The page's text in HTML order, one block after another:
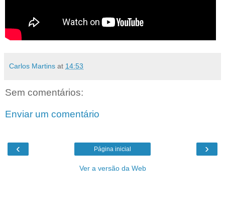
Carlos Martins at 14:53
Sem comentários:
Enviar um comentário
‹ ›
Página inicial
Ver a versão da Web